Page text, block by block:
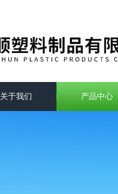
关于我们 产品中心